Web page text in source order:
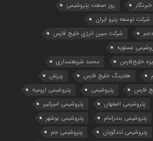
روز صنعت پتروشیمی
شركت توسعه پترو ایران
شرکت مبین انرژی خلیج فارس
عسلویه
خلیج‌فارس
محمد شریعتمداری
هلدینگ خلیج فارس
ورزش
فارس
پتروشیمی
پتروشیمی ارومیه
پتروشیمی اصفهان
پتروشیمی امیرکبیر
پتروشیمی بندرامام
پتروشیمی بوشهر
پتروشیمی تندگویان
پتروشیمی جم